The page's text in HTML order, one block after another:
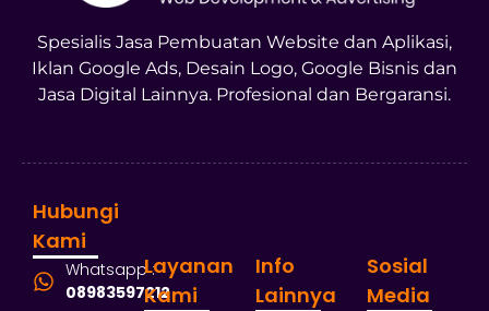
Spesialis Jasa Pembuatan Website dan Aplikasi,
Iklan Google Ads, Desain Logo, Google Bisnis dan
Jasa Digital Lainnya. Profesional dan Bergaransi.
Hubungi
Kami
Whatsapp :
08983597212
Layanan
Kami
Info
Lainnya
Sosial
Media